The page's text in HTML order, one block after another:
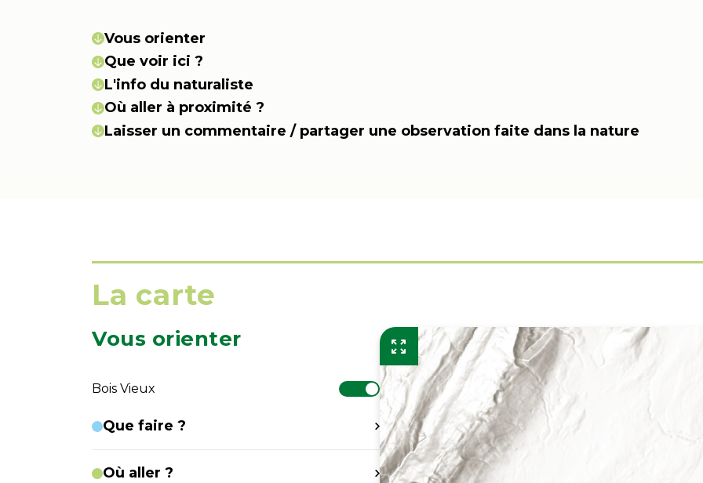
Vous orienter
Que voir ici ?
L'info du naturaliste
Où aller à proximité ?
Laisser un commentaire / partager une observation faite dans la nature
La carte
Vous orienter
Bois Vieux
Que faire ?
Où aller ?